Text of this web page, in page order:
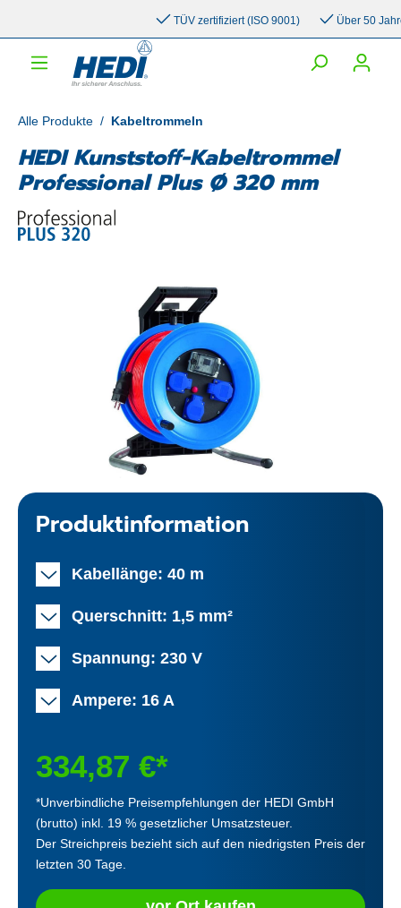
TÜV zertifiziert (ISO 9001) Über 50 Jahre
Alle Produkte / Kabeltrommeln
HEDI Kunststoff-Kabeltrommel
Professional Plus Ø 320 mm
Produktinformation
Kabellänge: 40 m
Querschnitt: 1,5 mm²
Spannung: 230 V
Ampere: 16 A
334,87 €*
*Unverbindliche Preisempfehlungen der HEDI GmbH
(brutto) inkl. 19 % gesetzlicher Umsatzsteuer.
Der Streichpreis bezieht sich auf den niedrigsten Preis der
letzten 30 Tage.